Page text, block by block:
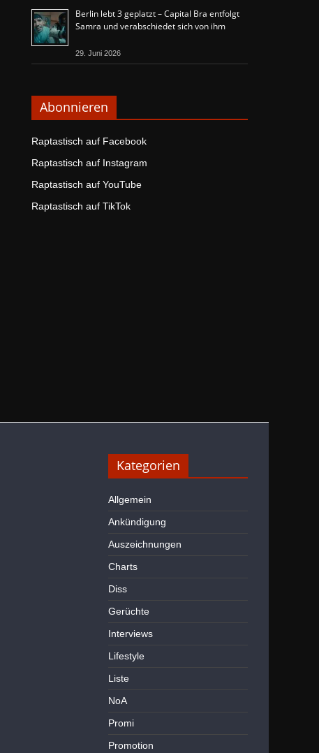
Berlin lebt 3 geplatzt – Capital Bra entfolgt
Samra und verabschiedet sich von ihm
29. Juni 2026
Abonnieren
Raptastisch auf Facebook
Raptastisch auf Instagram
Raptastisch auf YouTube
Raptastisch auf TikTok
Kategorien
Allgemein
Ankündigung
Auszeichnungen
Charts
Diss
Gerüchte
Interviews
Lifestyle
Liste
NoA
Promi
Promotion